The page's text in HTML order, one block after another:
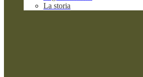
La storia